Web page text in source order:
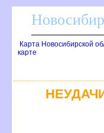
Карта Новосибирской
карте